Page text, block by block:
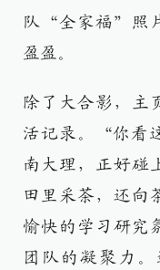
队“全家福”照
盈盈。
除了大合影，主
活记录。“你看
南大理，正好碰
田里采茶，还向
愉快的学习研究
团队的凝聚力